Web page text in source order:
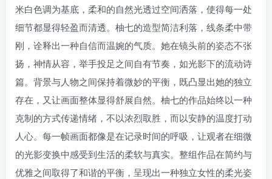
米白色调为基底，柔和的自然光透过空间洒落，使得每一处
细节都显得轻盈而清透。柚七的造型简洁利落，线条柔中带
刚，诠释出一种自信而温婉的气质。她在镜头前的姿态不张
扬，神情从容，举手投足之间自有节奏，如光影下的流动诗
篇。背景与人物之间保持着微妙的平衡，既凸显出她的独立
存在，又让画面整体显得舒展自然。柚七的作品始终以一种
克制的方式传递情绪，不以浓烈取胜，而以安静的温度打动
人心。每一帧画面都像是在记录时间的呼吸，让观者在细微
的光影变换中感受到生活的柔软与真实。整组作品在简约与
优雅之间取得了和谐的平衡，呈现出一种独立女性的柔光姿